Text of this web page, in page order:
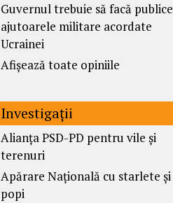
Guvernul trebuie să facă publice
ajutoarele militare acordate
Ucrainei
Afișează toate opiniile
Investigații
Alianța PSD-PD pentru vile și
terenuri
Apărare Națională cu starlete și
popi